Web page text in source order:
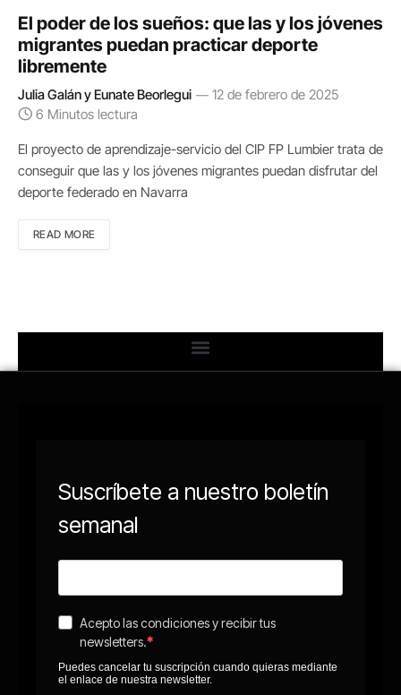
El poder de los sueños: que las y los jóvenes
migrantes puedan practicar deporte
libremente
Julia Galán y Eunate Beorlegui
12 de febrero de 2025
6 Minutos lectura
El proyecto de aprendizaje-servicio del CIP FP Lumbier trata de
conseguir que las y los jóvenes migrantes puedan disfrutar del
deporte federado en Navarra
READ MORE